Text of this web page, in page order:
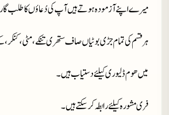
میرے اپنے آزمودہ ہوتے ہیں آپ کی دُعاؤں کا طلب گار
ہر قسم کی تمام جڑی بوٹیاں صاف ستھری تنکے، مٹی، کنکر،
میں ھوم ڈلیوری کیلئے دستیاب ہیں۔
فری مشورہ کیلئے رابطہ کر سکتے ہیں۔